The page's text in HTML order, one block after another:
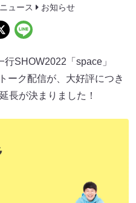
ニュース お知らせ
SHOW2022「space」
ーク配信が、大好評につき
長が決まりました！